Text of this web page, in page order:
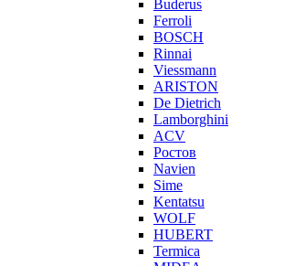
Buderus
Ferroli
BOSCH
Rinnai
Viessmann
ARISTON
De Dietrich
Lamborghini
ACV
Ростов
Navien
Sime
Kentatsu
WOLF
HUBERT
Termica